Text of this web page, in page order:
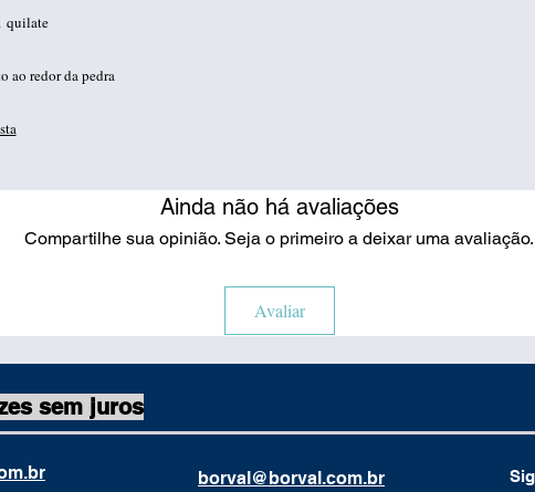
quilate
ao redor da pedra
Ainda não há avaliações
Compartilhe sua opinião. Seja o primeiro a deixar uma avaliação.
Avaliar
sem juros
borval@borval.com.br